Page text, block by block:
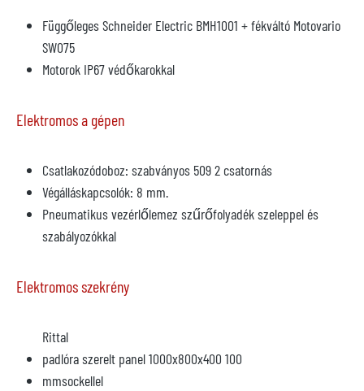
Függőleges Schneider Electric BMH1001 + fékváltó Motovario
SW075
Motorok IP67 védőkarokkal
Elektromos a gépen
Csatlakozódoboz: szabványos 509 2 csatornás
Végálláskapcsolók: 8 mm.
Pneumatikus vezérlőlemez szűrőfolyadék szeleppel és
szabályozókkal
Elektromos szekrény
Rittal
padlóra szerelt panel 1000x800x400 100
mmsockellel